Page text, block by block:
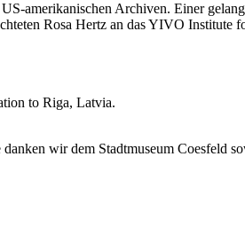
amerikanischen Archiven. Einer
Rosa Hertz an das YIVO Institute
to Riga, Latvia.
wir dem Stadtmuseum Coesfeld